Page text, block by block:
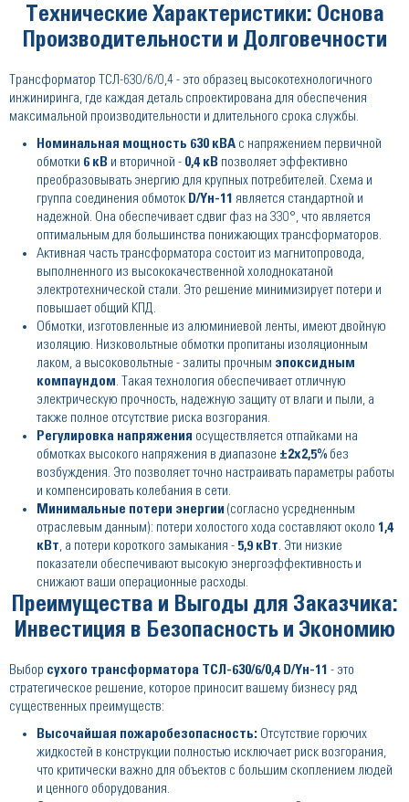
Технические Характеристики: Основа
Производительности и Долговечности
Трансформатор ТСЛ-630/6/0,4 - это образец высокотехнологичного
инжиниринга, где каждая деталь спроектирована для обеспечения
максимальной производительности и длительного срока службы.
Номинальная мощность 630 кВА с напряжением первичной
обмотки 6 кВ и вторичной - 0,4 кВ позволяет эффективно
преобразовывать энергию для крупных потребителей. Схема и
группа соединения обмоток D/Yн-11 является стандартной и
надежной. Она обеспечивает сдвиг фаз на 330°, что является
оптимальным для большинства понижающих трансформаторов.
Активная часть трансформатора состоит из магнитопровода,
выполненного из высококачественной холоднокатаной
электротехнической стали. Это решение минимизирует потери и
повышает общий КПД.
Обмотки, изготовленные из алюминиевой ленты, имеют двойную
изоляцию. Низковольтные обмотки пропитаны изоляционным
лаком, а высоковольтные - залиты прочным эпоксидным
компаундом. Такая технология обеспечивает отличную
электрическую прочность, надежную защиту от влаги и пыли, а
также полное отсутствие риска возгорания.
Регулировка напряжения осуществляется отпайками на
обмотках высокого напряжения в диапазоне ±2x2,5% без
возбуждения. Это позволяет точно настраивать параметры работы
и компенсировать колебания в сети.
Минимальные потери энергии (согласно усредненным
отраслевым данным): потери холостого хода составляют около 1,4
кВт, а потери короткого замыкания - 5,9 кВт. Эти низкие
показатели обеспечивают высокую энергоэффективность и
снижают ваши операционные расходы.
Преимущества и Выгоды для Заказчика:
Инвестиция в Безопасность и Экономию
Выбор сухого трансформатора ТСЛ-630/6/0,4 D/Yн-11 - это
стратегическое решение, которое приносит вашему бизнесу ряд
существенных преимуществ:
Высочайшая пожаробезопасность: Отсутствие горючих
жидкостей в конструкции полностью исключает риск возгорания,
что критически важно для объектов с большим скоплением людей
и ценного оборудования.